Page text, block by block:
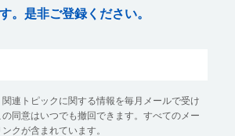
。是非ご登録ください。
連トピックに関する情報を毎月メールで受け
同意はいつでも撤回できます。すべてのメー
クが含まれています。